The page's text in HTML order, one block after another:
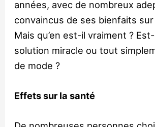
années, avec de nombreux
convaincus de ses bienfaits
Mais qu’en est-il vraiment ?
solution miracle ou tout
de mode ?
Effets sur la santé